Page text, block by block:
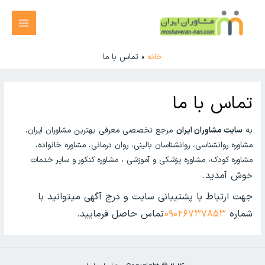
خانه تماس با ما
تماس با ما
بهسایت مشاوران ایران مرجع تخصصی معرفی بهترین مشاوران ایران،
مشاوره روانشناسی، روانشناسان بالینی، روان درمانی، مشاوره خانواده،
مشاوره کودک، مشاوره پزشکی و آموزشی ، مشاوره کنکور و سایر خدمات
خوش آمدید.
جهت ارتباط با پشتیبانی سایت و درج آگهی میتوانید با
شماره ۰۹۰۲۶۷۳۷۸۵۳تماس حاصل فرمایید.